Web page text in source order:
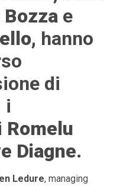
e
hanno
di
i
Romelu
Diagne.
Ledure, managing